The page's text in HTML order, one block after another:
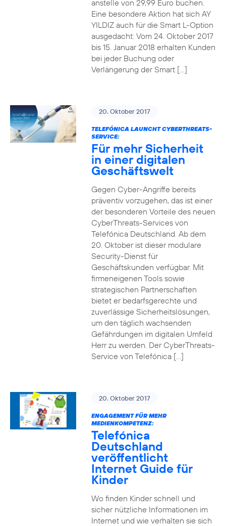
anstelle von 29,99 Euro buchen.
Eine besondere Aktion hat sich AY
YILDIZ auch für die Smart L-Option
ausgedacht: Vom 24. Oktober 2017
bis 15. Januar 2018 erhalten Kunden
bei jeder Buchung oder
Verlängerung der Smart […]
20. Oktober 2017
TELEFÓNICA LAUNCHT CYBERTHREATS-
SERVICE:
Für mehr Sicherheit
in einer digitalen
Geschäftswelt
Gegen Cyber-Angriffe bereits
präventiv vorzugehen, das ist einer
der besonderen Vorteile des neuen
CyberThreats-Services von
Telefónica Deutschland. Ab dem
20. Oktober ist dieser modulare
Security-Dienst für
Geschäftskunden verfügbar. Mit
firmeneigenen Tools sowie
strategischen Partnerschaften
bietet er bedarfsgerechte und
zuverlässige Sicherheitslösungen,
um den täglich wachsenden
Gefährdungen im digitalen Umfeld
Herr zu werden. Der CyberThreats-
Service von Telefónica […]
20. Oktober 2017
ENGAGEMENT FÜR MEHR
MEDIENKOMPETENZ:
Telefónica
Deutschland
veröffentlicht
Internet Guide für
Kinder
Wo finden Kinder schnell und
sicher nützliche Informationen im
Internet und wie verhalten sie sich